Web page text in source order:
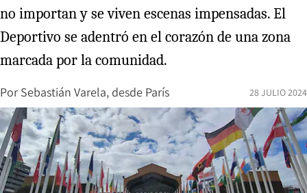
no importan y se viven escenas impensadas. El
Deportivo se adentró en el corazón de una zona
marcada por la comunidad.
Por Sebastián Varela, desde París 28 JULIO 2024